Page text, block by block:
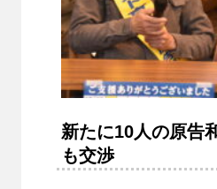
新たに10人の原告
も交渉